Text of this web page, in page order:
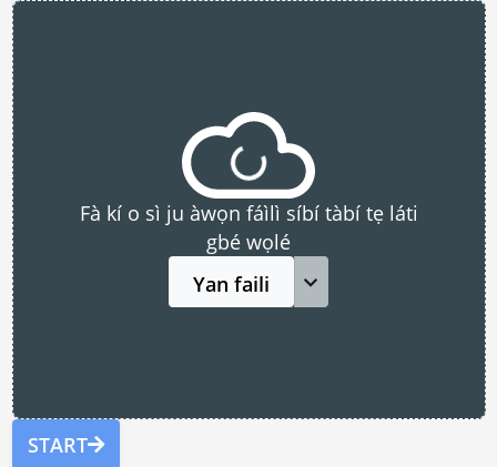
Fà kí o sì ju àwọn fáìlì síbí tàbí tẹ láti
gbé wọlé
Yan faili
START